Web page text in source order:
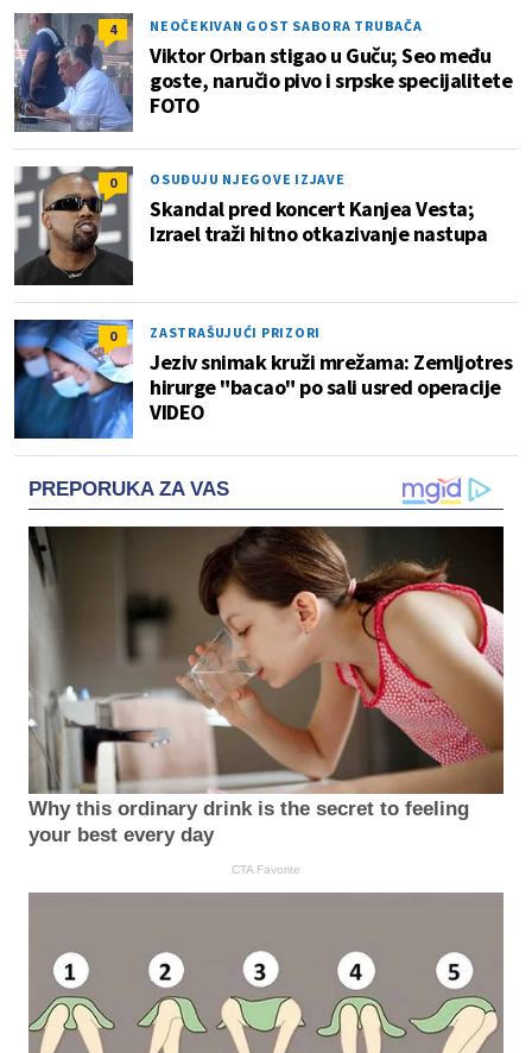
4 NEOČEKIVAN GOST SABORA TRUBAČA
Viktor Orban stigao u Guču; Seo među
goste, naručio pivo i srpske specijalitete
FOTO
0 OSUĐUJU NJEGOVE IZJAVE
Skandal pred koncert Kanjea Vesta;
Izrael traži hitno otkazivanje nastupa
0 ZASTRAŠUJUĆI PRIZORI
Jeziv snimak kruži mrežama: Zemljotres
hirurge "bacao" po sali usred operacije
VIDEO
PREPORUKA ZA VAS
Why this ordinary drink is the secret to feeling
your best every day
CTA Favorite